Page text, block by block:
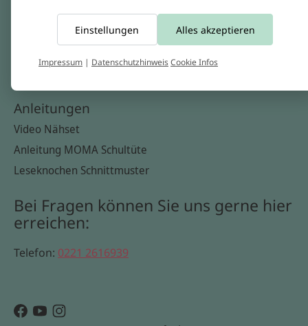
Widerrufsbelehrung
Anleitungen
Video Nähset
Anleitung MOMA Schultüte
Leseknochen Schnittmuster
Bei Fragen können Sie uns gerne hier
erreichen:
Telefon: 0221 2616939
Einstellungen Alles akzeptieren
Impressum | DatenschutzhinweisCookie Infos